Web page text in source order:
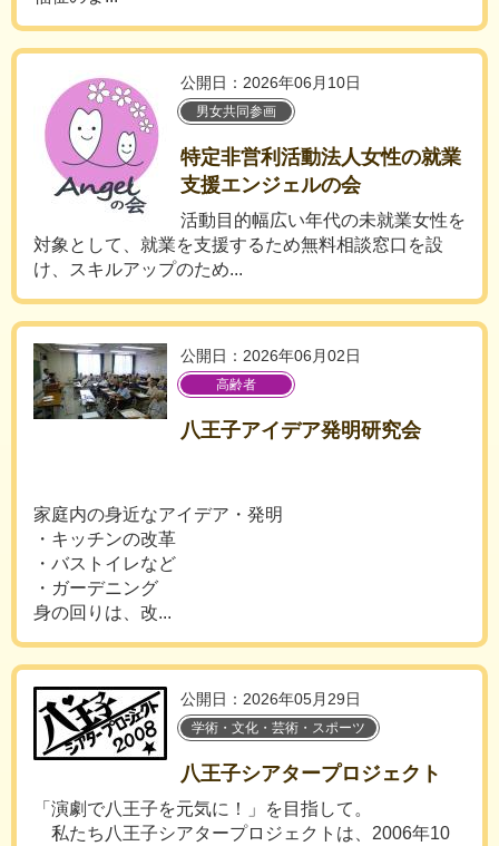
公開日：2026年06月10日
男女共同参画
特定非営利活動法人女性の就業
支援エンジェルの会
活動目的幅広い年代の未就業女性を
対象として、就業を支援するため無料相談窓口を設
け、スキルアップのため...
公開日：2026年06月02日
高齢者
八王子アイデア発明研究会
家庭内の身近なアイデア・発明
・キッチンの改革
・バストイレなど
・ガーデニング
身の回りは、改...
公開日：2026年05月29日
学術・文化・芸術・スポーツ
八王子シアタープロジェクト
「演劇で八王子を元気に！」を目指して。
私たち八王子シアタープロジェクトは、2006年10